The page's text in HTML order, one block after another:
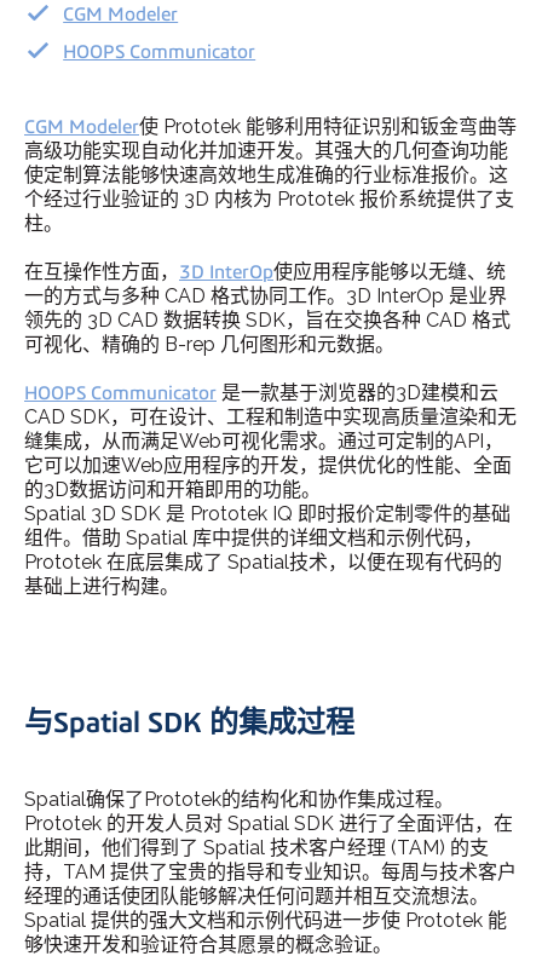
CGM Modeler
HOOPS Communicator
CGM Modeler使 Prototek 能够利用特征识别和钣金弯曲等
高级功能实现自动化并加速开发。其强大的几何查询功能
使定制算法能够快速高效地生成准确的行业标准报价。这
个经过行业验证的 3D 内核为 Prototek 报价系统提供了支
柱。
在互操作性方面， 3D InterOp使应用程序能够以无缝、统
一的方式与多种 CAD 格式协同工作。3D InterOp 是业界
领先的 3D CAD 数据转换 SDK，旨在交换各种 CAD 格式
可视化、精确的 B-rep 几何图形和元数据。
HOOPS Communicator 是一款基于浏览器的3D建模和云
CAD SDK，可在设计、工程和制造中实现高质量渲染和无
缝集成，从而满足Web可视化需求。通过可定制的API，
它可以加速Web应用程序的开发，提供优化的性能、全面
的3D数据访问和开箱即用的功能。
Spatial 3D SDK 是 Prototek IQ 即时报价定制零件的基础
组件。借助 Spatial 库中提供的详细文档和示例代码，
Prototek 在底层集成了 Spatial技术，以便在现有代码的
基础上进行构建。
与Spatial SDK 的集成过程
Spatial确保了Prototek的结构化和协作集成过程。
Prototek 的开发人员对 Spatial SDK 进行了全面评估，在
此期间，他们得到了 Spatial 技术客户经理 (TAM) 的支
持，TAM 提供了宝贵的指导和专业知识。每周与技术客户
经理的通话使团队能够解决任何问题并相互交流想法。
Spatial 提供的强大文档和示例代码进一步使 Prototek 能
够快速开发和验证符合其愿景的概念验证。